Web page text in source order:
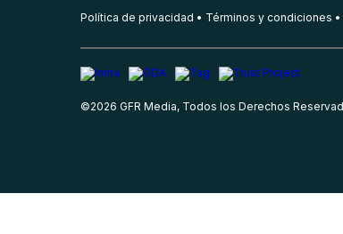
Política de privacidad Términos y condiciones
©2026 GFR Media, Todos los Derechos